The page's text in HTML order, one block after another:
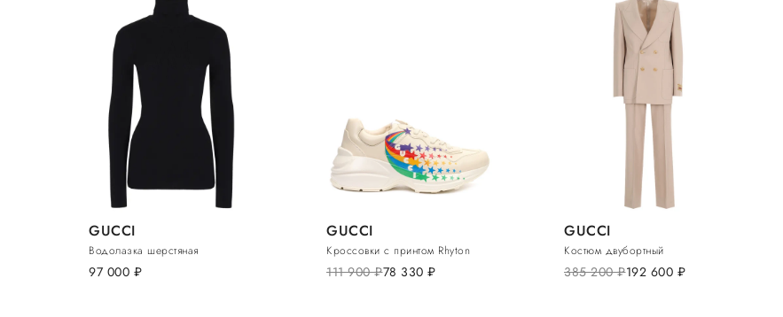
GUCCI
Водолазка шерстяная
97 000 руб.
GUCCI
Кроссовки с принтом Rhyton
111 900руб.78 330 руб.
GUCCI
Костюм двубортный
385 200руб.192 600 руб.